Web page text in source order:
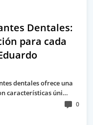
Dentales:
para cada
dentales ofrece una
características úni…
0